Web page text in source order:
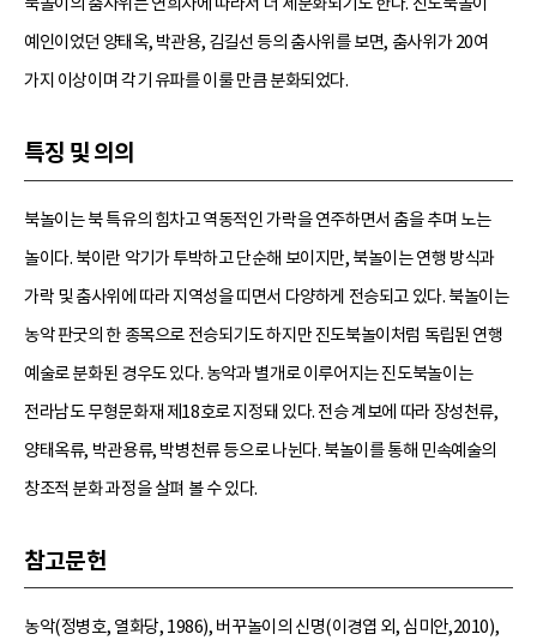
예인이었던 양태옥, 박관용, 김길선 등의 춤사위를 보면, 춤사위가 20여
가지 이상이며 각기 유파를 이룰 만큼 분화되었다.
특징 및 의의
북놀이는 북 특유의 힘차고 역동적인 가락을 연주하면서 춤을 추며 노는
놀이다. 북이란 악기가 투박하고 단순해 보이지만, 북놀이는 연행 방식과
가락 및 춤사위에 따라 지역성을 띠면서 다양하게 전승되고 있다. 북놀이는
농악 판굿의 한 종목으로 전승되기도 하지만 진도북놀이처럼 독립된 연행
예술로 분화된 경우도 있다. 농악과 별개로 이루어지는 진도북놀이는
전라남도 무형문화재 제18호로 지정돼 있다. 전승 계보에 따라 장성천류,
양태옥류, 박관용류, 박병천류 등으로 나뉜다. 북놀이를 통해 민속예술의
창조적 분화 과정을 살펴 볼 수 있다.
참고문헌
농악(정병호, 열화당, 1986), 버꾸놀이의 신명(이경엽 외, 심미안,2010),